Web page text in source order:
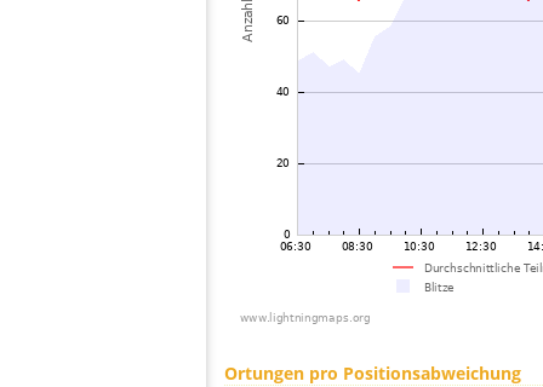
Ortungen pro Positionsabweichung